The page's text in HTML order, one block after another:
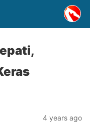
4 years ago